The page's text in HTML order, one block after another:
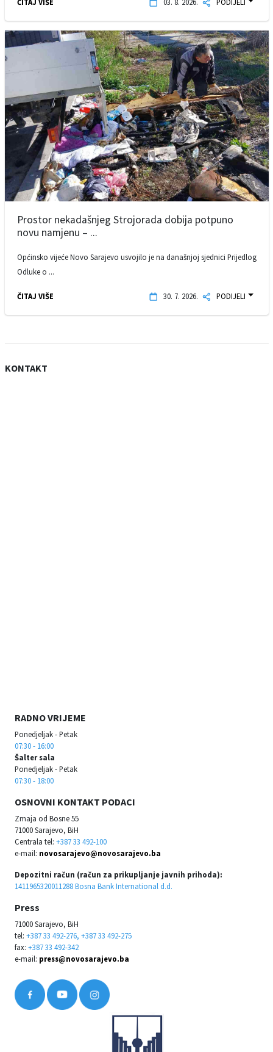
Prostor nekadašnjeg Strojorada dobija potpuno
novu namjenu – ...
Općinsko vijeće Novo Sarajevo usvojilo je na današnjoj sjednici Prijedlog
Odluke o ...
ČITAJ VIŠE 30. 7. 2026. PODIJELI
KONTAKT
RADNO VRIJEME
Ponedjeljak - Petak
07:30 - 16:00
Šalter sala
Ponedjeljak - Petak
07:30 - 18:00
OSNOVNI KONTAKT PODACI
Zmaja od Bosne 55
71000 Sarajevo, BiH
Centrala tel: +387 33 492-100
e-mail: novosarajevo@novosarajevo.ba
Depozitni račun (račun za prikupljanje javnih prihoda):
1411965320011288 Bosna Bank International d.d.
Press
71000 Sarajevo, BiH
tel: +387 33 492-276, +387 33 492-275
fax: +387 33 492-342
e-mail: press@novosarajevo.ba